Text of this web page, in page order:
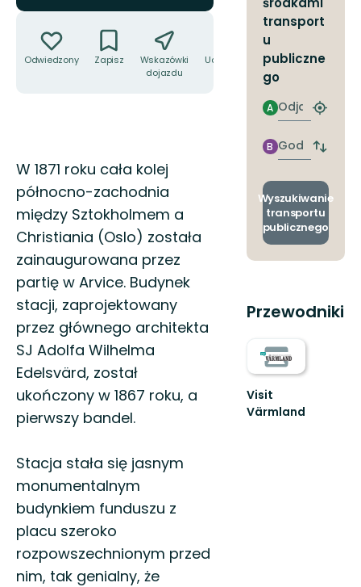
Odwiedzony Zapisz
Wskazówki
dojazdu
Udostępnij
Opis
W 1871 roku cała kolej
północno-zachodnia
między Sztokholmem a
Christiania (Oslo) została
zainaugurowana przez
partię w Arvice. Budynek
stacji, zaprojektowany
przez głównego architekta
SJ Adolfa Wilhelma
Edelsvärd, został
ukończony w 1867 roku, a
pierwszy bandel.
Stacja stała się jasnym
monumentalnym
budynkiem funduszu z
placu szeroko
rozpowszechnionym przed
nim, tak genialny, że
transport
u
publiczne
go
Odjazd
A
Znajdź
Godzinie
przyjazdu
B
Zmiana
i
Wyszukiwanie
transportu
publicznego
Przewodniki
Visit
Värmland